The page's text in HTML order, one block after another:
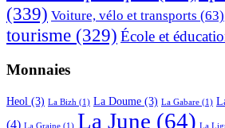
(339) Voiture, vélo et transports (63)
tourisme (329) École et
Monnaies
Heol (3) La Bizh (1) La Doume (3) La Gabare (1)
(4) La Graine (1) La June (64) La